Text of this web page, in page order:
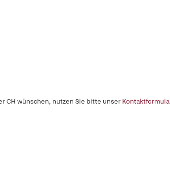
CH wünschen, nutzen Sie bitte unser